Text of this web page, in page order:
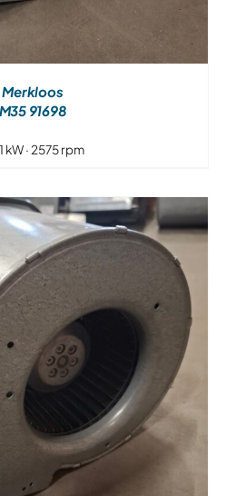
Merkloos
M35 91698
kW · 2575 rpm